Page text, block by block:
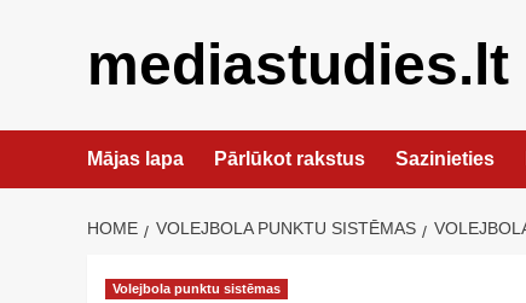
mediastudies.lt
Mājas lapa Pārlūkot rakstus Sazinieties
HOME VOLEJBOLA PUNKTU SISTĒMAS
Volejbola punktu sistēmas